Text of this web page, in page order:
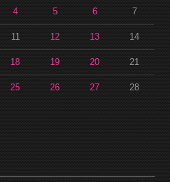
4 5 6 7
11 12 13 14
18 19 20 21
25 26 27 28